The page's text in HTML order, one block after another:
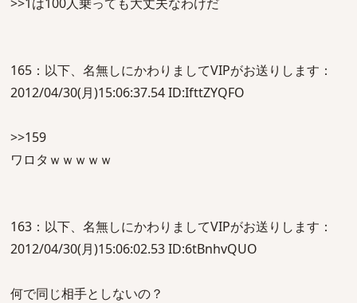
165：以下、名無しにかわりましてVIPがお送りします：
2012/04/30(月)15:06:37.54 ID:IfttZYQFO
>>159
ワロタｗｗｗｗｗ
163：以下、名無しにかわりましてVIPがお送りします：
2012/04/30(月)15:06:02.53 ID:6tBnhvQUO
何で同じ相手としないの？